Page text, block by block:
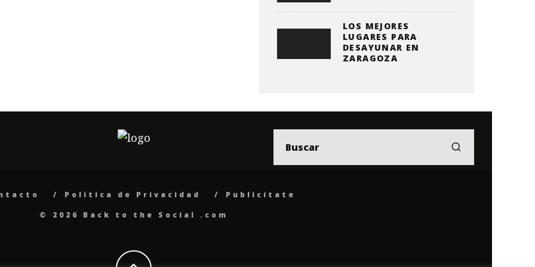
LOS MEJORES
LUGARES PARA
DESAYUNAR EN
ZARAGOZA
Politica de Privacidad
Publicítate
© 2026 Back to the Social .com